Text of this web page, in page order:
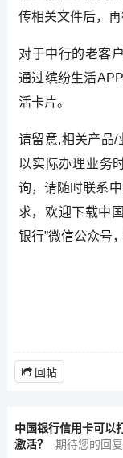
传相关文件后，再
对于中行的老客
通过缤纷生活
活卡片。
请留意,相关产品/
以实际办理业务
询，请随时联系
求，欢迎下载中
银行”微信公众号
回帖
中国银行信用卡可以
激活？
期待您的回复